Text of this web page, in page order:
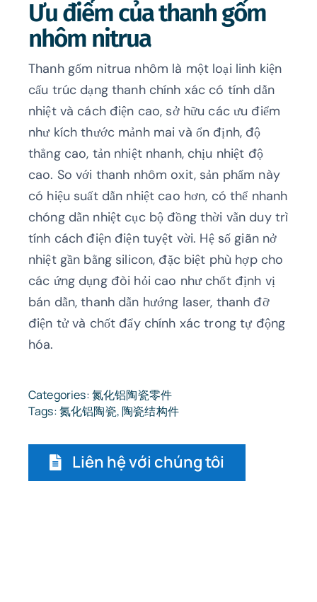
Ưu điểm của thanh gốm
nhôm nitrua
Thanh gốm nitrua nhôm là một loại linh kiện
cấu trúc dạng thanh chính xác có tính dẫn
nhiệt và cách điện cao, sở hữu các ưu điểm
như kích thước mảnh mai và ổn định, độ
thẳng cao, tản nhiệt nhanh, chịu nhiệt độ
cao. So với thanh nhôm oxit, sản phẩm này
có hiệu suất dẫn nhiệt cao hơn, có thể nhanh
chóng dẫn nhiệt cục bộ đồng thời vẫn duy trì
tính cách điện điện tuyệt vời. Hệ số giãn nở
nhiệt gần bằng silicon, đặc biệt phù hợp cho
các ứng dụng đòi hỏi cao như chốt định vị
bán dẫn, thanh dẫn hướng laser, thanh đỡ
điện tử và chốt đẩy chính xác trong tự động
hóa.
Categories:氮化铝陶瓷零件
Tags:氮化铝陶瓷, 陶瓷结构件
Liên hệ với chúng tôi